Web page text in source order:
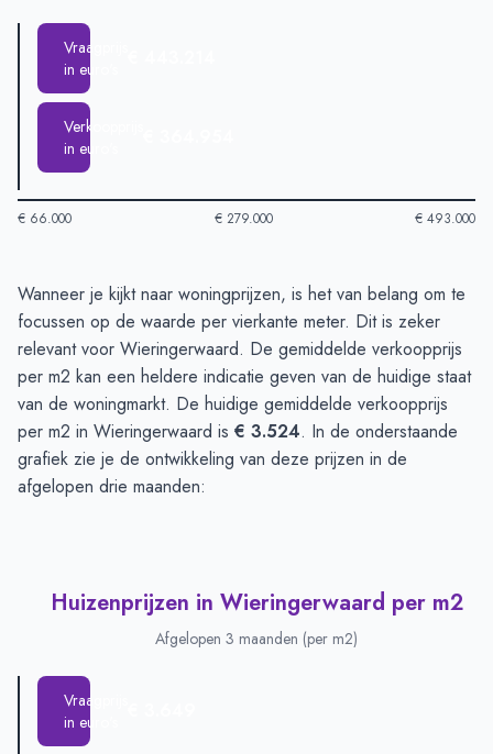
Vraagprijs
in euro's
Verkoopprijs
in euro's
€ 66.000 € 279.000 € 493.000
Huizenprijzen in Wieringerwaard-Afgelopen 3 maanden
Type
Bedrag
Vraagprijs in euro's
€ 443.214
Verkoopprijs in euro's
€ 364.954
Wanneer je kijkt naar woningprijzen, is het van belang om te
focussen op de waarde per vierkante meter. Dit is zeker
relevant voor Wieringerwaard. De gemiddelde verkoopprijs
per m2 kan een heldere indicatie geven van de huidige staat
van de woningmarkt. De huidige gemiddelde verkoopprijs
per m2 in Wieringerwaard is € 3.524. In de onderstaande
grafiek zie je de ontwikkeling van deze prijzen in de
afgelopen drie maanden:
Huizenprijzen in Wieringerwaard per m2
Afgelopen 3 maanden (per m2)
Vraagprijs
in euro's